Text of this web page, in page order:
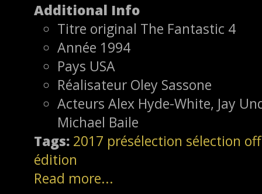
Additional Info
Titre original The Fantastic 4
Année 1994
Pays USA
Réalisateur Oley Sassone
Acteurs Alex Hyde-White, Jay
Michael Baile
Tags: 2017 présélection sélection
édition
Read more...